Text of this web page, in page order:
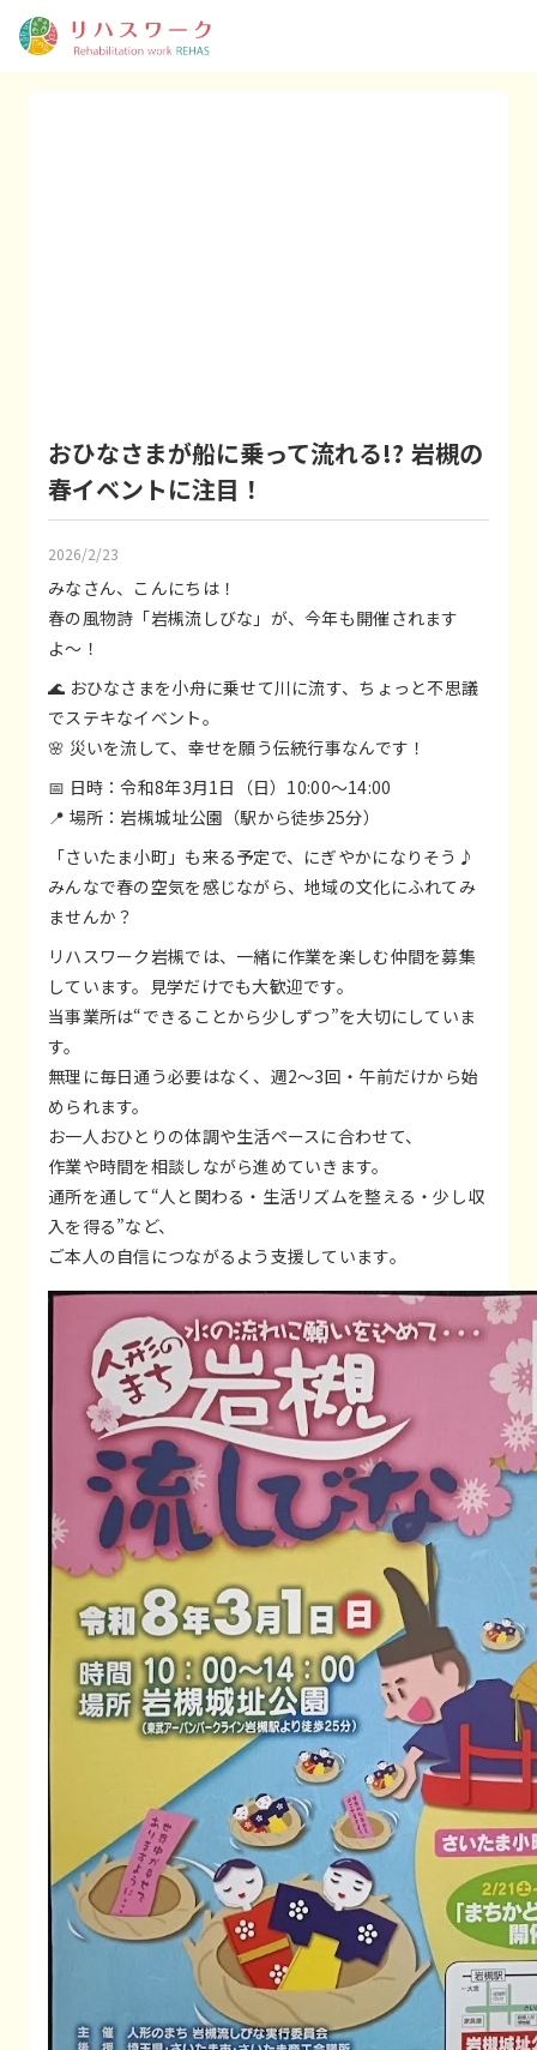
おひなさまが船に乗って流れる!? 岩槻の
春イベントに注目！
2026/2/23
みなさん、こんにちは！
春の風物詩「岩槻流しびな」が、今年も開催されます
よ〜！
🌊 おひなさまを小舟に乗せて川に流す、ちょっと不思議
でステキなイベント。
🌸 災いを流して、幸せを願う伝統行事なんです！
📅 日時：令和8年3月1日（日）10:00〜14:00
📍 場所：岩槻城址公園（駅から徒歩25分）
「さいたま小町」も来る予定で、にぎやかになりそう♪
みんなで春の空気を感じながら、地域の文化にふれてみ
ませんか？
リハスワーク岩槻では、一緒に作業を楽しむ仲間を募集
しています。見学だけでも大歓迎です。
当事業所は“できることから少しずつ”を大切にしていま
す。
無理に毎日通う必要はなく、週2〜3回・午前だけから始
められます。
お一人おひとりの体調や生活ペースに合わせて、
作業や時間を相談しながら進めていきます。
通所を通して“人と関わる・生活リズムを整える・少し収
入を得る”など、
ご本人の自信につながるよう支援しています。